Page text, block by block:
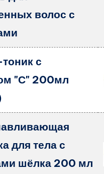
волос с
с
"С" 200мл
для тела с
шёлка 200 мл